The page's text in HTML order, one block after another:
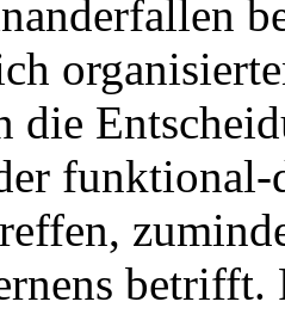
die
betrifft.